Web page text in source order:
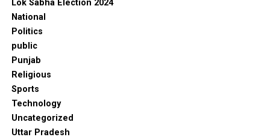
Lok Sabha Election 2024
National
Politics
public
Punjab
Religious
Sports
Technology
Uncategorized
Uttar Pradesh